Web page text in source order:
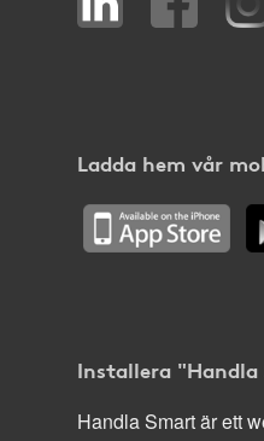
Ladda hem vår
Installera
Handla Smart är ett